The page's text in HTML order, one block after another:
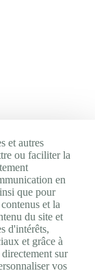
et autres
ou faciliter la
en
que pour
et la
du site et
d'intérêts,
et grâce à
sur
vos